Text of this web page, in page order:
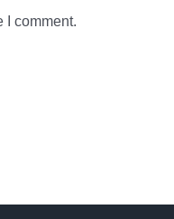
I comment.